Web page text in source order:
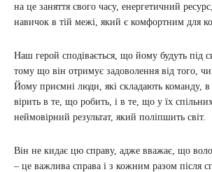
на це заняття свого часу, енергетичний
навичок в тій межі, який є комфортним для
Наш герой сподівається, що йому будуть під
тому що він отримує задоволення від того,
Йому приємні люди, які складають команду, в
вірить в те, що робить, і в те, що у їх
неймовірний результат, який поліпшить світ.
Він не кидає цю справу, адже вважає, що
– це важлива справа і з кожним разом після